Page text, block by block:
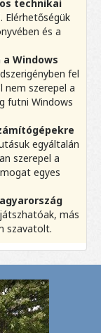
technikai
Elérhetőségük
és a
a Windows
fel
nem szerepel a
futni Windows
egyáltalán
szerepel a
egyes
más
szavatolt.